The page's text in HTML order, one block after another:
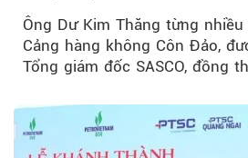
Ông Dư Kim Thăng từng
Cảng hàng không Côn Đảo,
Tổng giám đốc SASCO, đồng